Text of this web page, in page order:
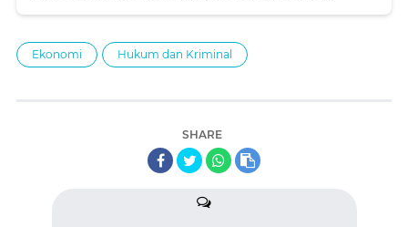
Ekonomi Hukum dan Kriminal
SHARE